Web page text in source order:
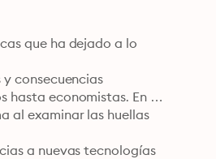
que ha dejado a lo
consecuencias
hasta economistas. En
al examinar las huellas
a nuevas tecnologías